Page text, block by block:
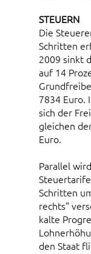
STEUERN
Die
Schritten
2009 sinkt
auf 14
7834 Euro.
sich der
gleichen
Euro.
Parallel
Schritten
rechts"
kalte
den Staat